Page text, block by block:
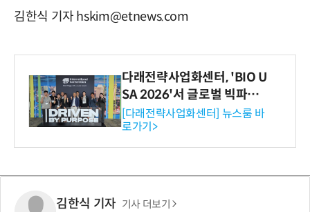
김한식 기자 hskim@etnews.com
다래전략사업화센터, 'BIO U
SA 2026'서 글로벌 빅파마
와의 비즈니스 미팅 지원…K
-바이오 해외 진출 교두보 확
보
[다래전략사업화센터] 뉴스룸 바
로가기>
김한식 기자 기사 더보기